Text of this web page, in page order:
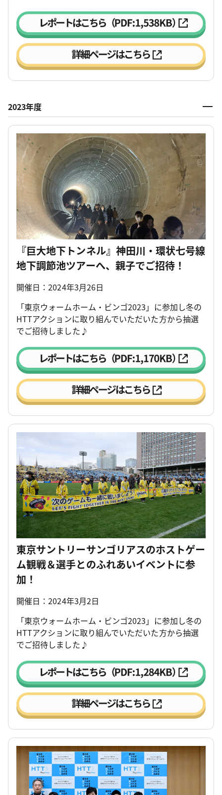
2023年度
『巨大地下トンネル』神田川・環状七号線
地下調節池ツアーへ、親子でご招待！
開催日：2024年3月26日
「東京ウォームホーム・ビンゴ2023」に参加し冬の
HTTアクションに取り組んでいただいた方から抽選
でご招待しました♪
東京サントリーサンゴリアスのホストゲー
ム観戦＆選手とのふれあいイベントに参
加！
開催日：2024年3月2日
「東京ウォームホーム・ビンゴ2023」に参加し冬の
HTTアクションに取り組んでいただいた方から抽選
でご招待しました♪